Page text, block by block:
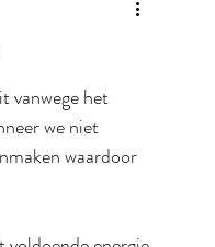
Toetjes
vanwege het
we niet
waardoor